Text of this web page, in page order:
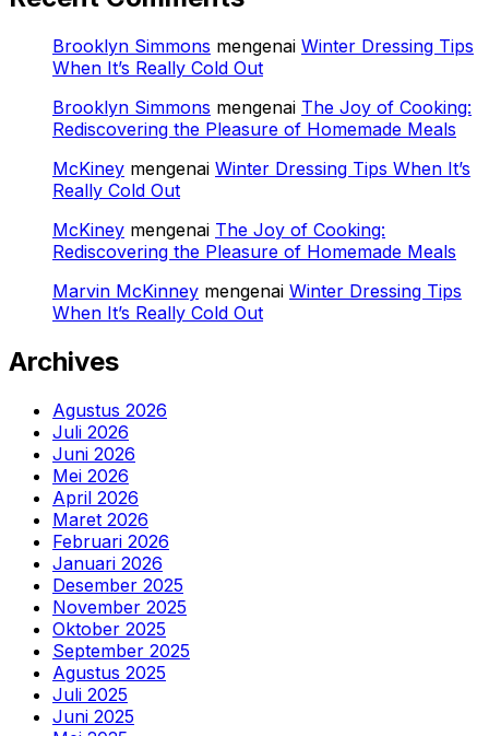
Brooklyn Simmons mengenai Winter Dressing Tips
When It’s Really Cold Out
Brooklyn Simmons mengenai The Joy of Cooking:
Rediscovering the Pleasure of Homemade Meals
McKiney mengenai Winter Dressing Tips When It’s
Really Cold Out
McKiney mengenai The Joy of Cooking:
Rediscovering the Pleasure of Homemade Meals
Marvin McKinney mengenai Winter Dressing Tips
When It’s Really Cold Out
Archives
Agustus 2026
Juli 2026
Juni 2026
Mei 2026
April 2026
Maret 2026
Februari 2026
Januari 2026
Desember 2025
November 2025
Oktober 2025
September 2025
Agustus 2025
Juli 2025
Juni 2025